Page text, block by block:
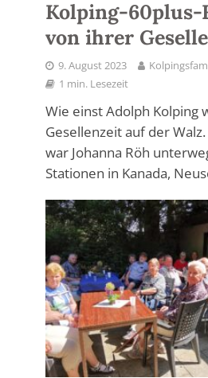
Kolping-
von ihrer
9. August 2023
1 min. Lesezeit
Wie einst Adolph Kolping
Gesellenzeit auf der
war Johanna Röh
Stationen in Kanada,